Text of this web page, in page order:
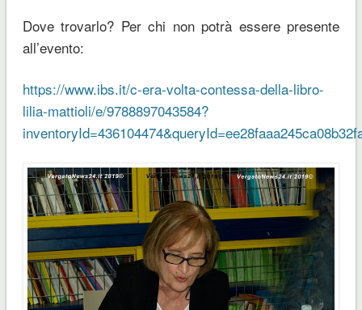
Dove trovarlo? Per chi non potrà essere presente
all’evento:
https://www.ibs.it/c-era-volta-contessa-della-libro-
lilia-mattioli/e/9788897043584?